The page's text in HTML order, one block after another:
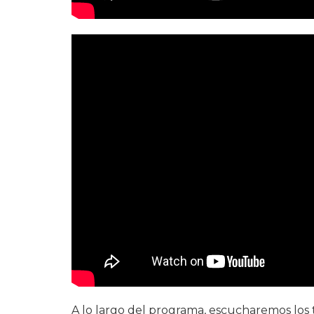
A lo largo del programa, escucharemos